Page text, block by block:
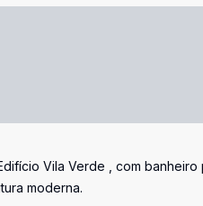
Vila Verde , com
moderna.